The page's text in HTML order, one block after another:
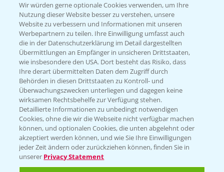
Hilfe in Notfällen
T.+49 (0)214/30-20220
Folgen Sie uns
Wir würden gerne optionale Cookies verwenden, um Ihre
Nutzung dieser Website besser zu verstehen, unsere
Website zu verbessern und Informationen mit unseren
Werbepartnern zu teilen. Ihre Einwilligung umfasst auch
die in der Datenschutzerklärung im Detail dargestellten
Übermittlungen an Empfänger in unsicheren Drittstaaten,
wie insbesondere den USA. Dort besteht das Risiko, dass
Ihre derart übermittelten Daten dem Zugriff durch
Behörden in diesen Drittstaaten zu Kontroll- und
Überwachungszwecken unterliegen und dagegen keine
wirksamen Rechtsbehelfe zur Verfügung stehen.
Detaillierte Informationen zu unbedingt notwendigen
Cookies, ohne die wir die Webseite nicht verfügbar machen
können, und optionalen Cookies, die unten abgelehnt oder
akzeptiert werden können, und wie Sie Ihre Einwilligungen
jeder Zeit ändern oder zurückziehen können, finden Sie in
unserer Privacy Statement